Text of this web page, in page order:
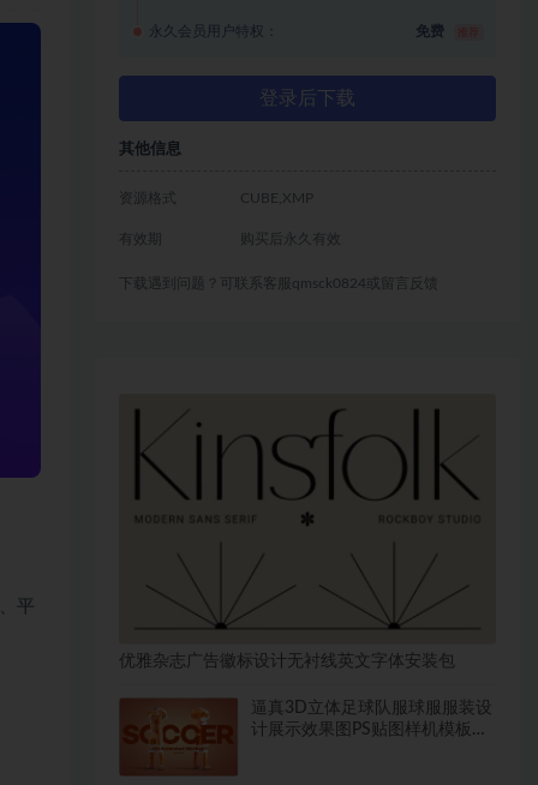
平
永久会员用户特权： 免费
登录后下载
其他信息
资源格式 CUBE,XMP
有效期 购买后永久有效
下载遇到问题？可联系客服qmsck0824或留言反馈
优雅杂志广告徽标设计无衬线英文字体安装包
逼真3D立体足球队服球服服装设
计展示效果图PS贴图样机模板素